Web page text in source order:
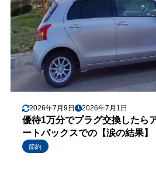
2026年7月9日 2026年7月1日
優待1万分でプラグ交換したら
ートバックスでの【涙の結果】
節約